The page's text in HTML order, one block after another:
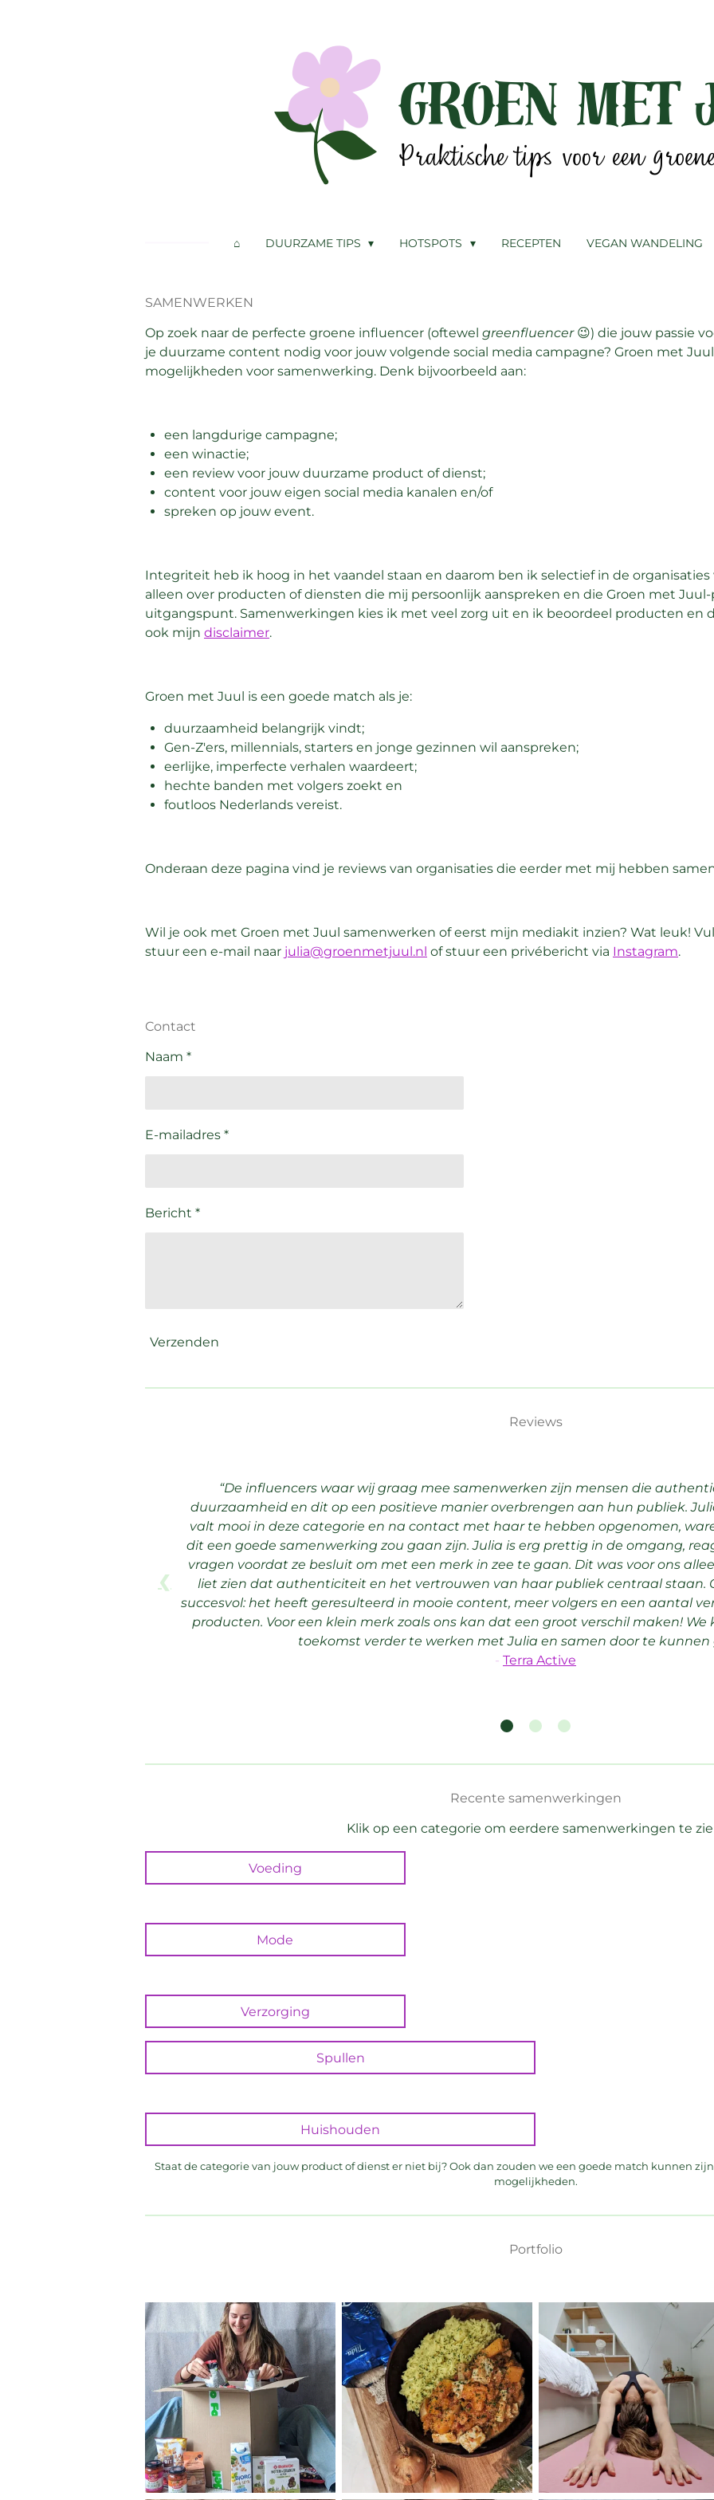
⌂ DUURZAME TIPS HOTSPOTS RECEPTEN VEGAN WANDELING
SAMENWERKEN
Op zoek naar de perfecte groene influencer (oftewel greenfluencer😉) die jouw passie
je duurzame content nodig voor jouw volgende social media campagne? Groen met
mogelijkheden voor samenwerking. Denk bijvoorbeeld aan:
een langdurige campagne;
een winactie;
een review voor jouw duurzame product of dienst;
content voor jouw eigen social media kanalen en/of
spreken op jouw event.
Integriteit heb ik hoog in het vaandel staan en daarom ben ik selectief in de
alleen over producten of diensten die mij persoonlijk aanspreken en die Groen met
uitgangspunt. Samenwerkingen kies ik met veel zorg uit en ik beoordeel producten en
ook mijn disclaimer.
Groen met Juul is een goede match als je:
duurzaamheid belangrijk vindt;
Gen-Z'ers, millennials, starters en jonge gezinnen wil aanspreken;
eerlijke, imperfecte verhalen waardeert;
hechte banden met volgers zoekt en
foutloos Nederlands vereist.
Onderaan deze pagina vind je reviews van organisaties die eerder met mij hebben
Wil je ook met Groen met Juul samenwerken of eerst mijn mediakit inzien? Wat leuk!
stuur een e-mail naar julia@groenmetjuul.nl of stuur een privébericht via Instagram.
Contact
Naam *
E-mailadres *
Bericht *
Verzenden
Reviews
De influencers waar wij graag mee samenwerken zijn mensen die
duurzaamheid en dit op een positieve manier overbrengen aan hun publiek.
valt mooi in deze categorie en na contact met haar te hebben opgenomen,
dit een goede samenwerking zou gaan zijn. Julia is erg prettig in de omgang,
vragen voordat ze besluit om met een merk in zee te gaan. Dit was voor ons
liet zien dat authenticiteit en het vertrouwen van haar publiek centraal staan.
succesvol: het heeft geresulteerd in mooie content, meer volgers en een aantal
producten. Voor een klein merk zoals ons kan dat een groot verschil maken!
toekomst verder te werken met Julia en samen door te
- Terra Active
❮
Recente samenwerkingen
Klik op een categorie om eerdere samenwerkingen te
Voeding
Mode
Verzorging
Spullen
Huishouden
Staat de categorie van jouw product of dienst er niet bij? Ook dan zouden we een goede match kunnen
mogelijkheden.
Portfolio